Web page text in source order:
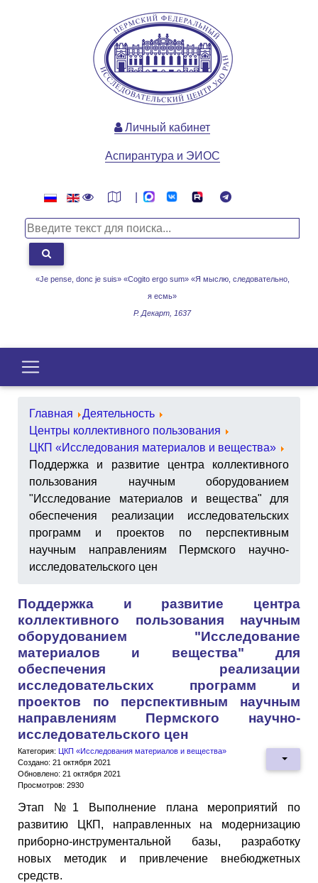
«Je pense, donc je suis» «Cogito ergo sum» «Я мыслю, следовательно,
я есмь»
Р. Декарт, 1637
Личный кабинет
Аспирантура и ЭИОС
Главная
Деятельность
Центры коллективного пользования
ЦКП «Исследования материалов и вещества»
Поддержка и развитие центра коллективного
пользования научным оборудованием
"Исследование материалов и вещества" для
обеспечения реализации исследовательских
программ и проектов по перспективным
научным направлениям Пермского научно-
исследовательского цен
Поддержка и развитие центра
коллективного пользования научным
оборудованием "Исследование
материалов и вещества" для
обеспечения реализации
исследовательских программ и
проектов по перспективным научным
направлениям Пермского научно-
исследовательского цен
Категория: ЦКП «Исследования материалов и вещества»
Создано: 21 октября 2021
Обновлено: 21 октября 2021
Просмотров: 2930
Этап №1 Выполнение плана мероприятий по
развитию ЦКП, направленных на модернизацию
приборно-инструментальной базы, разработку
новых методик и привлечение внебюджетных
средств.